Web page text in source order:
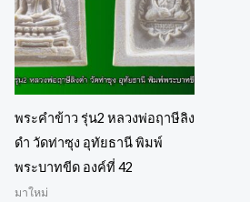
พระคำข้าว รุ่น2 หลวงพ่อฤาษีลิง
ดำ วัดท่าซุง อุทัยธานี พิมพ์
พระบาทขีด องค์ที่ 42
มาใหม่